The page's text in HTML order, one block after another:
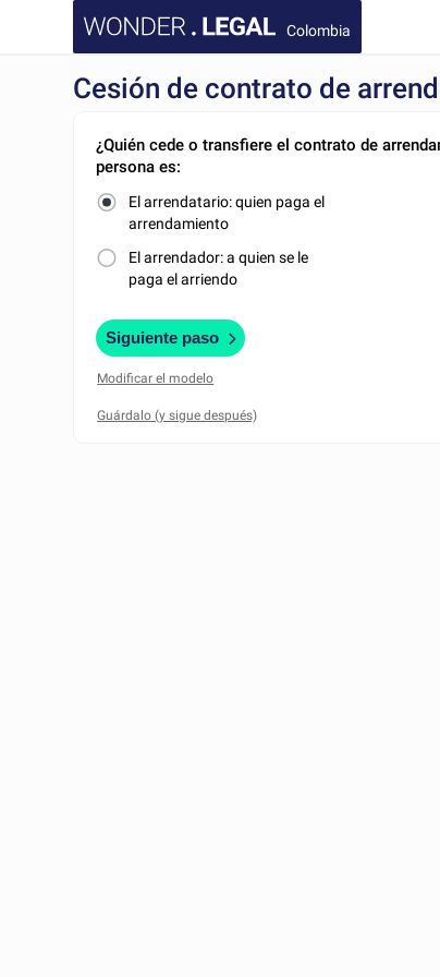
Colombia
Cesión de contrato de
¿Quién cede o transfiere el contrato de
persona es:
El arrendatario: quien paga el
arrendamiento
El arrendador: a quien se le
paga el arriendo
Siguiente paso
Modificar el modelo